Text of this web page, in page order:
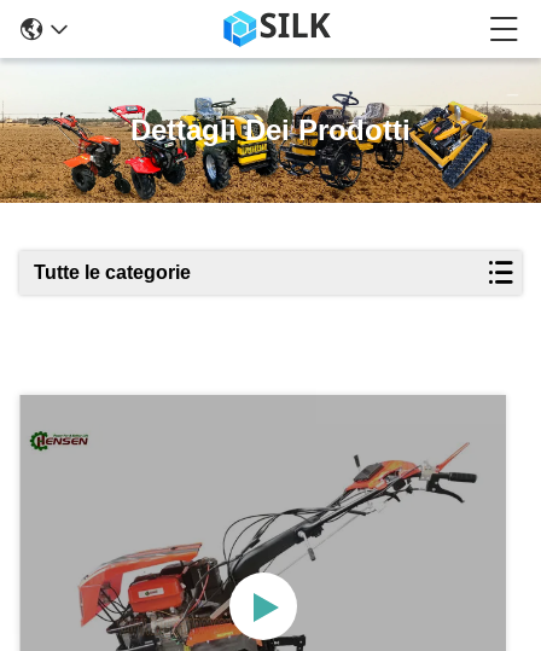
Dettagli Dei Prodotti
Tutte le categorie